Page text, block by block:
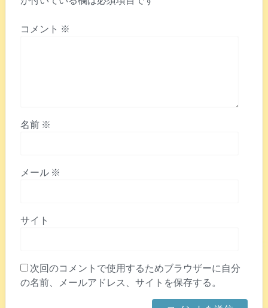
コメント ※
名前 ※
メール ※
サイト
次回のコメントで使用するためブラウザーに自分
の名前、メールアドレス、サイトを保存する。